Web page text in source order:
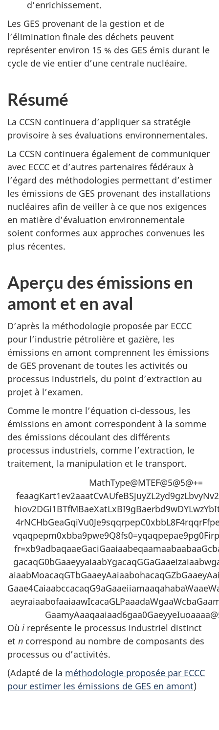
d’enrichissement.
Les GES provenant de la gestion et de
l’élimination finale des déchets peuvent
représenter environ 15 % des GES émis durant le
cycle de vie entier d’une centrale nucléaire.
Résumé
La CCSN continuera d’appliquer sa stratégie
provisoire à ses évaluations environnementales.
La CCSN continuera également de communiquer
avec ECCC et d’autres partenaires fédéraux à
l’égard des méthodologies permettant d’estimer
les émissions de GES provenant des installations
nucléaires afin de veiller à ce que nos exigences
en matière d’évaluation environnementale
soient conformes aux approches convenues les
plus récentes.
Aperçu des émissions en
amont et en aval
D’après la méthodologie proposée par ECCC
pour l’industrie pétrolière et gazière, les
émissions en amont comprennent les émissions
de GES provenant de toutes les activités ou
processus industriels, du point d’extraction au
projet à l’examen.
Comme le montre l’équation ci-dessous, les
émissions en amont correspondent à la somme
des émissions découlant des différents
processus industriels, comme l’extraction, le
traitement, la manipulation et le transport.
MathType@MTEF@5@5@+=
Où i représente le processus industriel distinct
et n correspond au nombre de composants des
processus ou d’activités.
(Adapté de la méthodologie proposée par ECCC
pour estimer les émissions de GES en amont)